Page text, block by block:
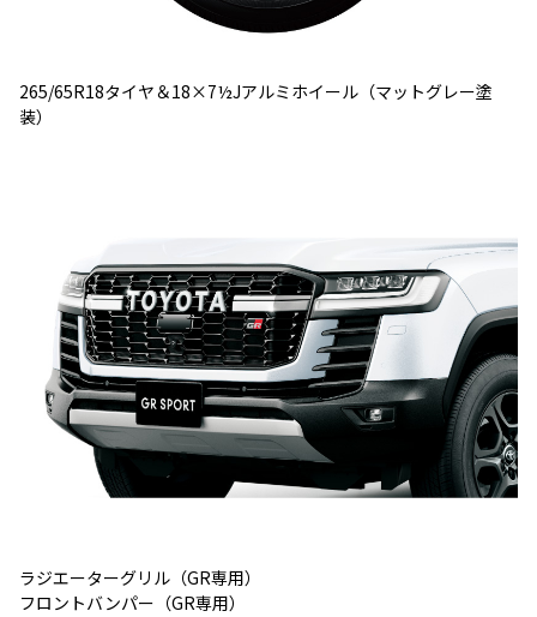
265/65R18タイヤ＆18×7½Jアルミホイール（マットグレー塗
装）
ラジエーターグリル（GR専用）
フロントバンパー（GR専用）